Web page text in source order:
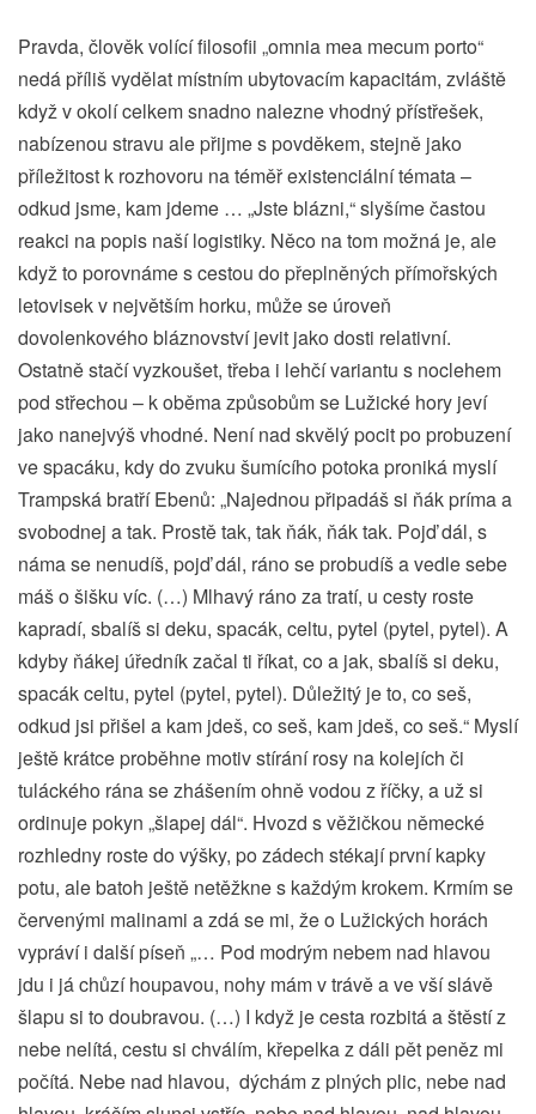
Pravda, člověk volící filosofii „omnia mea mecum porto“
nedá příliš vydělat místním ubytovacím kapacitám, zvláště
když v okolí celkem snadno nalezne vhodný přístřešek,
nabízenou stravu ale přijme s povděkem, stejně jako
příležitost k rozhovoru na téměř existenciální témata –
odkud jsme, kam jdeme … „Jste blázni,“ slyšíme častou
reakci na popis naší logistiky. Něco na tom možná je, ale
když to porovnáme s cestou do přeplněných přímořských
letovisek v největším horku, může se úroveň
dovolenkového bláznovství jevit jako dosti relativní.
Ostatně stačí vyzkoušet, třeba i lehčí variantu s noclehem
pod střechou – k oběma způsobům se Lužické hory jeví
jako nanejvýš vhodné. Není nad skvělý pocit po probuzení
ve spacáku, kdy do zvuku šumícího potoka proniká myslí
Trampská bratří Ebenů: „Najednou připadáš si ňák príma a
svobodnej a tak. Prostě tak, tak ňák, ňák tak. Pojď dál, s
náma se nenudíš, pojď dál, ráno se probudíš a vedle sebe
máš o šišku víc. (…) Mlhavý ráno za tratí, u cesty roste
kapradí, sbalíš si deku, spacák, celtu, pytel (pytel, pytel). A
kdyby ňákej úředník začal ti říkat, co a jak, sbalíš si deku,
spacák celtu, pytel (pytel, pytel). Důležitý je to, co seš,
odkud jsi přišel a kam jdeš, co seš, kam jdeš, co seš.“ Myslí
ještě krátce proběhne motiv stírání rosy na kolejích či
tuláckého rána se zhášením ohně vodou z říčky, a už si
ordinuje pokyn „šlapej dál“. Hvozd s věžičkou německé
rozhledny roste do výšky, po zádech stékají první kapky
potu, ale batoh ještě netěžkne s každým krokem. Krmím se
červenými malinami a zdá se mi, že o Lužických horách
vypráví i další píseň „… Pod modrým nebem nad hlavou
jdu i já chůzí houpavou, nohy mám v trávě a ve vší slávě
šlapu si to doubravou. (…) I když je cesta rozbitá a štěstí z
nebe nelítá, cestu si chválím, křepelka z dáli pět peněz mi
počítá. Nebe nad hlavou, dýchám z plných plic, nebe nad